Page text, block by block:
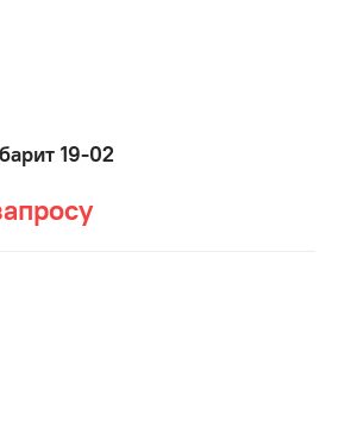
19-02